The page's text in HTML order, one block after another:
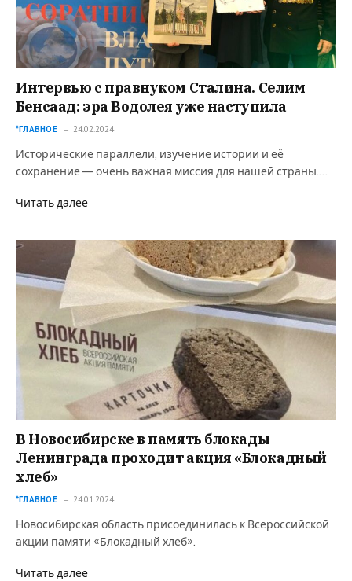
Интервью с правнуком Сталина. Селим
Бенсаад: эра Водолея уже наступила
*ГЛАВНОЕ 24.02.2024
Исторические параллели, изучение истории и её
сохранение — очень важная миссия для нашей страны.…
Читать далее
В Новосибирске в память блокады
Ленинграда проходит акция «Блокадный
хлеб»
*ГЛАВНОЕ 24.01.2024
Новосибирская область присоединилась к Всероссийской
акции памяти «Блокадный хлеб».
Читать далее